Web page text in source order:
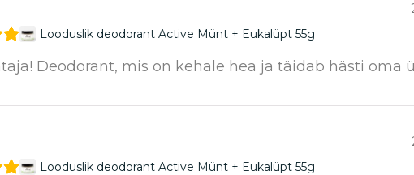
Looduslik deodorant Active Münt + Eukalüpt 55g
Deodorant, mis on kehale hea ja täidab hästi oma
Looduslik deodorant Active Münt + Eukalüpt 55g